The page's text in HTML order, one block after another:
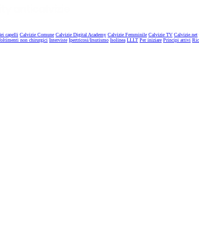
capelli Calvizie Comune Calvizie Digital Academy Calvizie Femminile Calvizie TV Calvizie.net
non chirurgici Interviste Ipertricosi/Irsutismo Isolinea LLLT Per iniziare Principi attivi